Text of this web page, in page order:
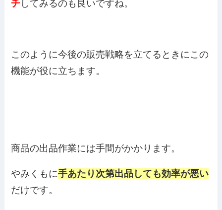
チしてみるのも良いですね。
このように今後の販売戦略を立てるときにこの
機能が役に立ちます。
商品の出品作業には手間がかかります。
やみくもに手あたり次第出品しても効率が悪い
だけです。